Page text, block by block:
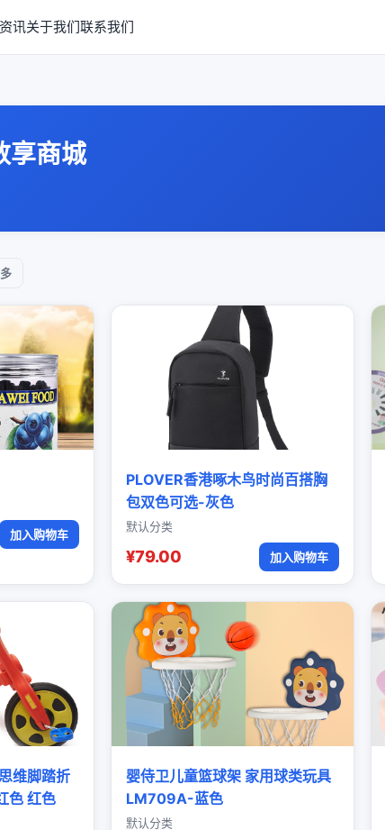
资讯关于我们联系我们
享商城
加入购物车
PLOVER香港啄木鸟时尚百搭胸
包双色可选-灰色
默认分类
¥79.00 加入购物车
维脚踏折
色 红色
婴侍卫儿童篮球架 家用球类玩具
LM709A-蓝色
默认分类